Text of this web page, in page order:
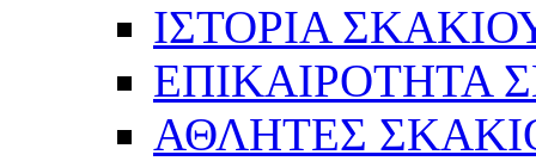
ΙΣΤΟΡΙΑ
ΕΠΙΚΑΙΡΟΤΗΤΑ
ΑΘΛΗΤΕΣ